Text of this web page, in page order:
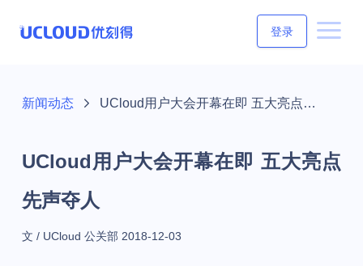
登录
新闻动态 UCloud用户大会开幕在即 五大亮点先声夺人
UCloud用户大会开幕在即 五大亮点
先声夺人
文 / UCloud 公关部 2018-12-03